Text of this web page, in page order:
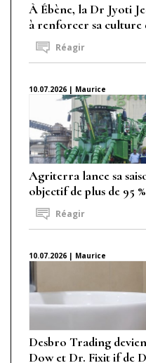
À Ébène, la Dr Jyoti
à renforcer sa culture
Réagir
10.07.2026 | Maurice
Agriterra lance sa
objectif de plus de 95
Réagir
10.07.2026 | Maurice
Desbro Trading
Dow et Dr. Fixit if de